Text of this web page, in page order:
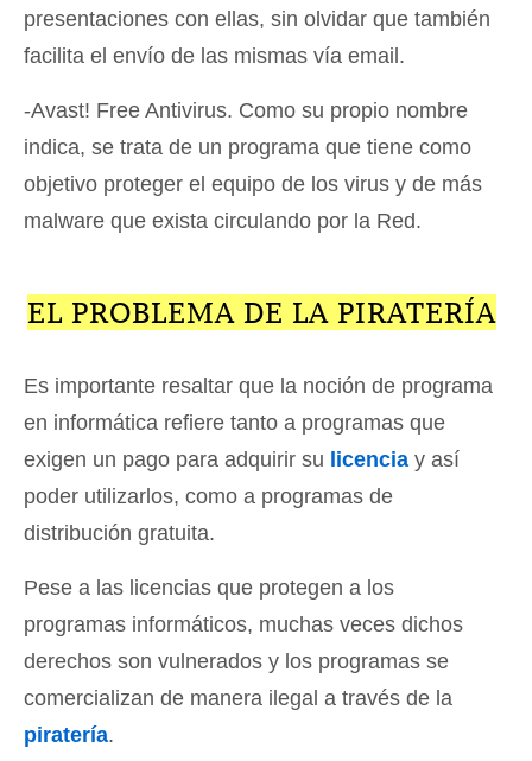
presentaciones con ellas, sin olvidar que también
facilita el envío de las mismas vía email.
-Avast! Free Antivirus. Como su propio nombre
indica, se trata de un programa que tiene como
objetivo proteger el equipo de los virus y de más
malware que exista circulando por la Red.
EL PROBLEMA DE LA PIRATERÍA
Es importante resaltar que la noción de programa
en informática refiere tanto a programas que
exigen un pago para adquirir su licencia y así
poder utilizarlos, como a programas de
distribución gratuita.
Pese a las licencias que protegen a los
programas informáticos, muchas veces dichos
derechos son vulnerados y los programas se
comercializan de manera ilegal a través de la
piratería.